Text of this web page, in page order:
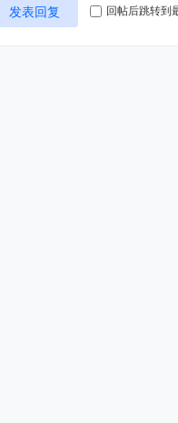
发表回复 回帖后跳转到